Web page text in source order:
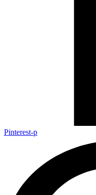
Pinterest-p